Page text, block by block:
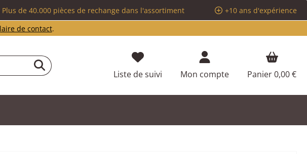
Plus de 40.000 pièces de rechange dans l'assortiment
+10 ans d'expérience
de contact.
Liste de suivi Vous avez 0 articles dans votre liste
Mon compte Panier0,00 €